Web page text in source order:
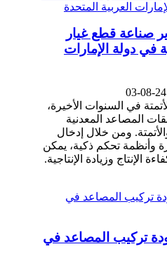
صناعة قطع غيار
في دولة الإمارات
في السنوات الأخيرة،
المصاعد المعدنية
ومن خلال إدخال
وأنظمة تحكم ذكية، يمكن
الإنتاج وزيادة الإنتاجية.
تركيب المصاعد في